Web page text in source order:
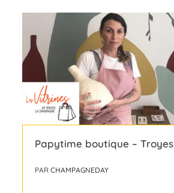
Papytime boutique – Troyes
PAR CHAMPAGNEDAY